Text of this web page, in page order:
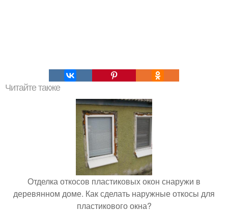
Читайте также
Отделка откосов пластиковых окон снаружи в
деревянном доме. Как сделать наружные откосы для
пластикового окна?